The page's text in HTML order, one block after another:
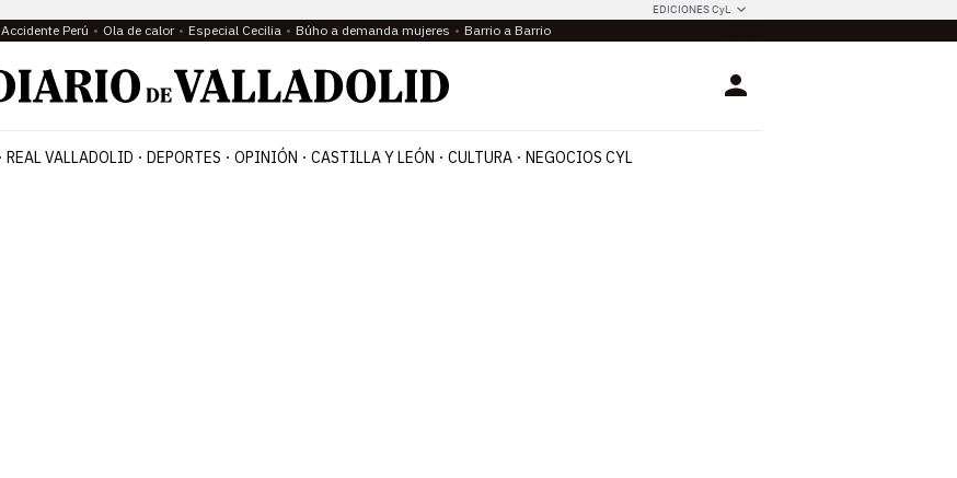
EDICIONES CyL
Accidente Perú Ola de calor Especial Cecilia Búho a demanda mujeres Barrio a Barrio
Login
REAL VALLADOLID DEPORTES OPINIÓN CASTILLA Y LEÓN CULTURA NEGOCIOS CYL